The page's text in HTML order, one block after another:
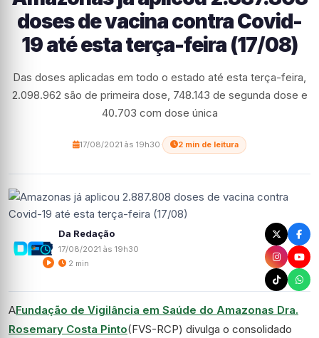
doses de vacina contra Covid-
19 até esta terça-feira (17/08)
Das doses aplicadas em todo o estado até esta terça-feira,
2.098.962 são de primeira dose, 748.143 de segunda dose e
40.703 com dose única
17/08/2021 às 19h30 2 min de leitura
Da Redação
17/08/2021 às 19h30
2 min
AFundação de Vigilância em Saúde do Amazonas Dra.
Rosemary Costa Pinto(FVS-RCP) divulga o consolidado